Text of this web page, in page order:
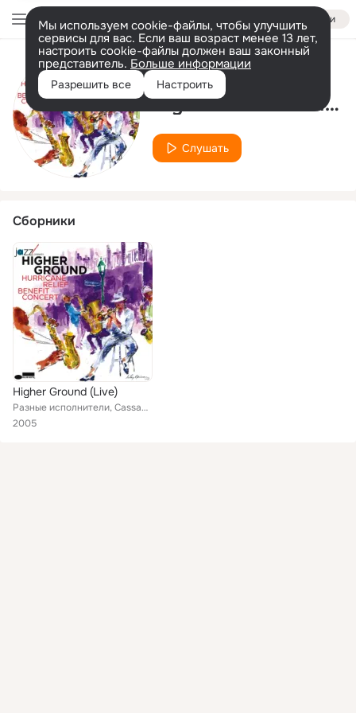
Войти
Мы используем cookie-файлы, чтобы улучшить
сервисы для вас. Если ваш возраст менее 13 лет,
настроить cookie-файлы должен ваш законный
представитель. Больше информации
Разрешить все Настроить
Исполнитель
Wynton Marsalis Hot Seven
Слушать
Сборники
Higher Ground (Live)
Разные исполнители, Cassandra Wilson, Afro Latin Jazz Orchestra, James Taylor, Buckwheat Zydeco, Marcus Roberts, The Jordan Fami...
2005